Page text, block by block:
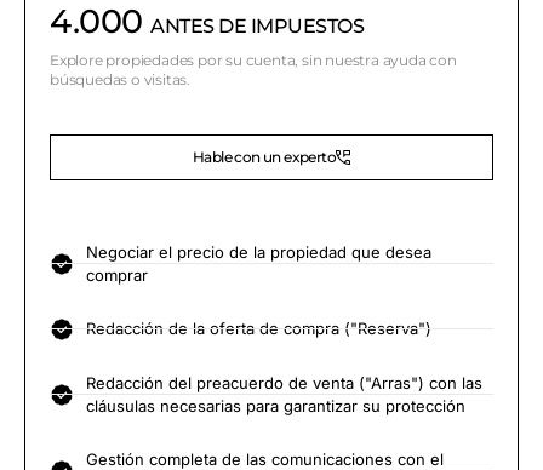
4.000 ANTES DE IMPUESTOS
Explore propiedades por su cuenta, sin nuestra ayuda con
búsquedas o visitas.
Hable con un experto
Negociar el precio de la propiedad que desea
comprar
Redacción de la oferta de compra ("Reserva")
Redacción del preacuerdo de venta ("Arras") con las
cláusulas necesarias para garantizar su protección
Gestión completa de las comunicaciones con el